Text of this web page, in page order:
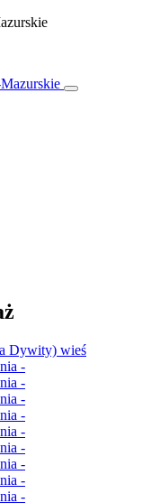
Dywity) wieś